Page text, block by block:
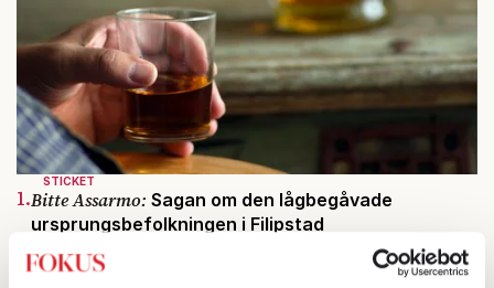
STICKET
1.Bitte Assarmo: Sagan om den lågbegåvade
ursprungsbefolkningen i Filipstad
2.Frans Wachtmeister:
Ja, AC är ett hot mot den